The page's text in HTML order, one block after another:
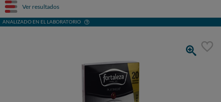
Ver resultados
ANALIZADO EN EL LABORATORIO